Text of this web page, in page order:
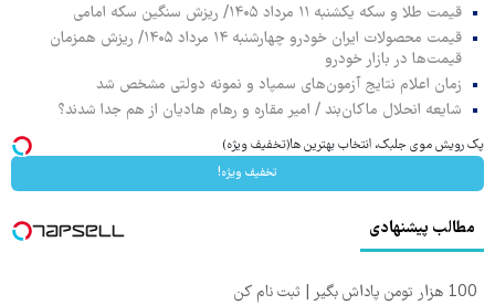
قیمت طلا و سکه یکشنبه ۱۱ مرداد ۱۴۰۵/ ریزش سنگین سکه امامی
قیمت محصولات ایران خودرو چهارشنبه ۱۴ مرداد ۱۴۰۵/ ریزش همزمان
قیمت‌ها در بازار خودرو
زمان اعلام نتایج آزمون‌های سمپاد و نمونه دولتی مشخص شد
شایعه انحلال ماکان‌بند / امیر مقاره و رهام هادیان از هم جدا شدند؟
پک رویش موی جلبک، انتخاب بهترین ها(تخفیف ویژه)
تخفیف ویژه!
مطالب پیشنهادی
100 هزار تومن پاداش بگیر | ثبت نام کن